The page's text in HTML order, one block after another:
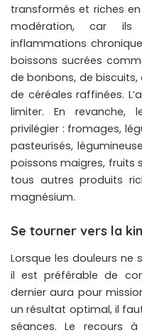
transformés et riches
modération, car ils
inflammations
boissons sucrées
de bonbons, de biscuits,
de céréales raffinées.
limiter. En revanche,
privilégier : fromages,
pasteurisés,
poissons maigres, fruits
tous autres produits
magnésium.
Se tourner vers la
Lorsque les douleurs ne
il est préférable de
dernier aura pour
un résultat optimal, il
séances. Le recours